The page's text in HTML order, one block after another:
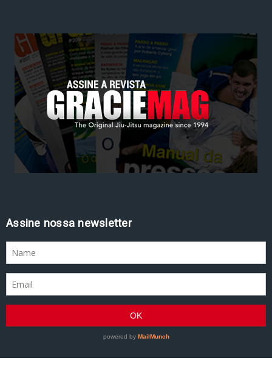
Assine nossa newsletter